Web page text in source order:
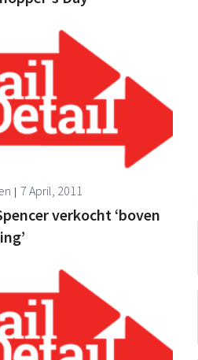
7 April, 2011
verkocht ‘boven